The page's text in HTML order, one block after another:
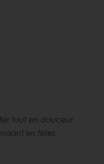
tout en douceur
les fêtes.